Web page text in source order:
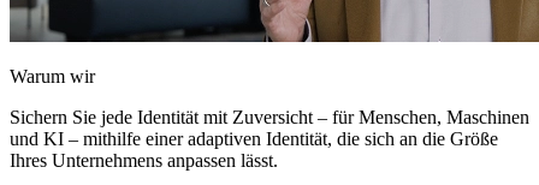
Warum wir
Sichern Sie jede Identität mit Zuversicht – für Menschen, Maschinen
und KI – mithilfe einer adaptiven Identität, die sich an die Größe
Ihres Unternehmens anpassen lässt.